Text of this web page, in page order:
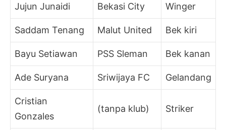
Jujun Junaidi Bekasi City Winger
Saddam Tenang Malut United Bek kiri
Bayu Setiawan PSS Sleman Bek kanan
Ade Suryana Sriwijaya FC Gelandang
Cristian
Gonzales
(tanpa klub) Striker